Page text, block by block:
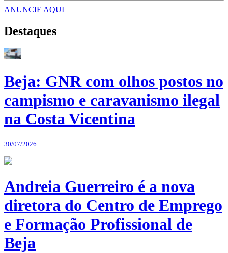
ANUNCIE AQUI
Destaques
Beja: GNR com olhos postos no
campismo e caravanismo ilegal
na Costa Vicentina
30/07/2026
Andreia Guerreiro é a nova
diretora do Centro de Emprego
e Formação Profissional de
Beja